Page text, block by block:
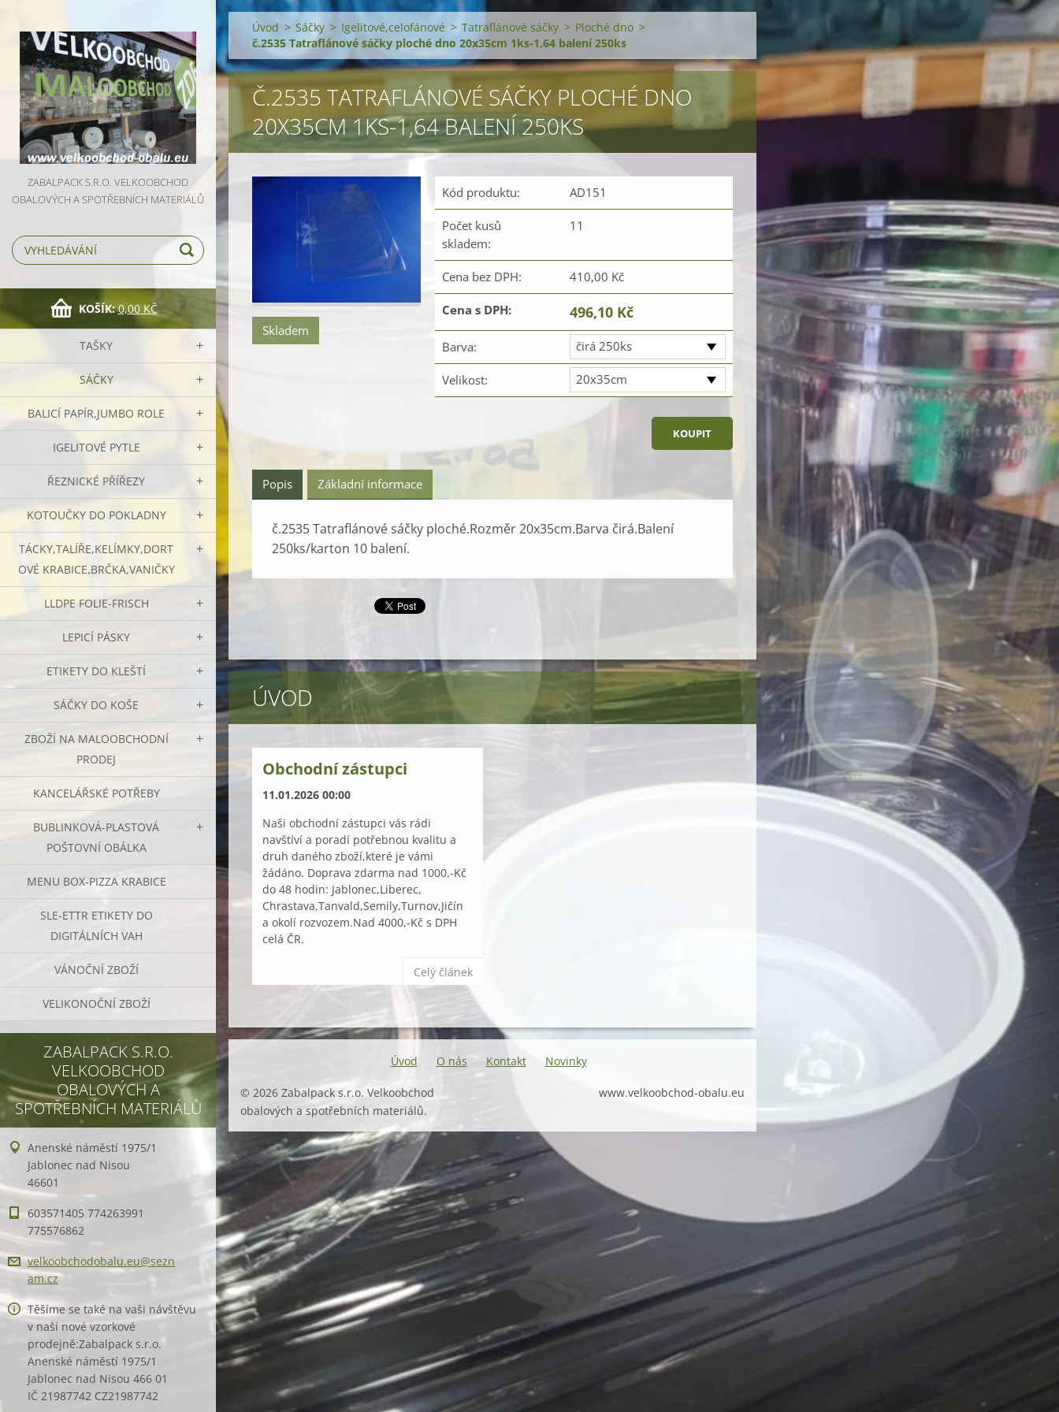
ZABALPACK S.R.O. VELKOOBCHOD
OBALOVÝCH A SPOTŘEBNÍCH MATERIÁLŮ
KOŠÍK: 0,00 KČ
TAŠKY
SÁČKY
BALICÍ PAPÍR,JUMBO ROLE
IGELITOVÉ PYTLE
ŘEZNICKÉ PŘÍŘEZY
KOTOUČKY DO POKLADNY
TÁCKY,TALÍŘE,KELÍMKY,DORT
OVÉ KRABICE,BRČKA,VANIČKY
LLDPE FOLIE-FRISCH
LEPICÍ PÁSKY
ETIKETY DO KLEŠTÍ
SÁČKY DO KOŠE
ZBOŽÍ NA MALOOBCHODNÍ
PRODEJ
KANCELÁŘSKÉ POTŘEBY
BUBLINKOVÁ-PLASTOVÁ
POŠTOVNÍ OBÁLKA
MENU BOX-PIZZA KRABICE
SLE-ETTR ETIKETY DO
DIGITÁLNÍCH VAH
VÁNOČNÍ ZBOŽÍ
VELIKONOČNÍ ZBOŽÍ
ZABALPACK S.R.O.
VELKOOBCHOD
OBALOVÝCH A
SPOTŘEBNÍCH MATERIÁLŮ
Anenské náměstí 1975/1
Jablonec nad Nisou
46601
603571405 774263991
775576862
velkoobchodobalu.eu@sezn
am.cz
Těšíme se také na vaši návštěvu
v naší nové vzorkové
prodejně:Zabalpack s.r.o.
Anenské náměstí 1975/1
Jablonec nad Nisou 466 01
IČ 21987742 CZ21987742
Úvod > Sáčky > Igelitové,celofánové > Tatraflánové sáčky > Ploché dno >
č.2535 Tatraflánové sáčky ploché dno 20x35cm 1ks-1,64 balení 250ks
Č.2535 TATRAFLÁNOVÉ SÁČKY PLOCHÉ DNO
20X35CM 1KS-1,64 BALENÍ 250KS
Skladem
Kód produktu: AD151
Počet kusů
skladem:
11
Cena bez DPH: 410,00 Kč
Cena s DPH: 496,10 Kč
Barva: čirá 250ks
Velikost: 20x35cm
Popis Základní informace
č.2535 Tatraflánové sáčky ploché.Rozměr 20x35cm.Barva čirá.Balení
250ks/karton 10 balení.
ÚVOD
Obchodní zástupci
11.01.2026 00:00
Naši obchodní zástupci vás rádi
navštíví a poradí potřebnou kvalitu a
druh daného zboží,které je vámi
žádáno. Doprava zdarma nad 1000,-Kč
do 48 hodin: Jablonec,Liberec,
Chrastava,Tanvald,Semily,Turnov,Jičín
a okolí rozvozem.Nad 4000,-Kč s DPH
celá ČR.
Celý článek
Úvod O nás Kontakt Novinky
© 2026 Zabalpack s.r.o. Velkoobchod
obalových a spotřebních materiálů.
www.velkoobchod-obalu.eu